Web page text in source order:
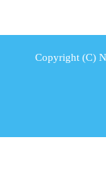
Copyright (C)